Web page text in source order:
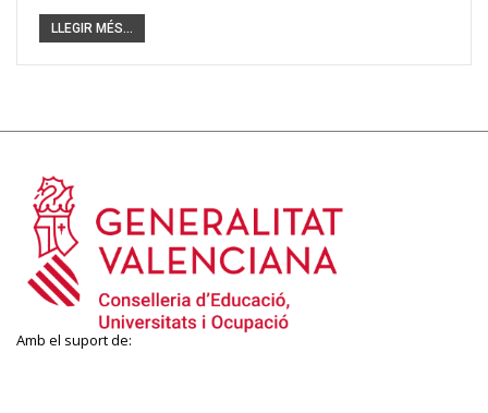
LLEGIR MÉS...
Amb el suport de: